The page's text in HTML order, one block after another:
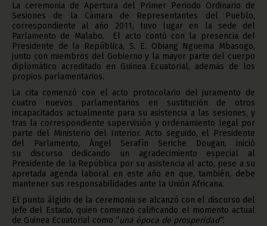
La ceremonia de Apertura del Primer Periodo Ordinario de
Sesiones de la Cámara de Representantes del Pueblo,
correspondiente al año 2011, tuvo lugar en la sede del
Parlamento de Malabo. El acto contó con la presencia del
Presidente de la República, S. E. Obiang Nguema Mbasogo,
junto con miembros del Gobierno y la mayor parte del cuerpo
diplomático acreditado en Guinea Ecuatorial, además de los
propios parlamentarios.
La cita comenzó con el acto protocolario del juramento de
cuatro nuevos parlamentarios en sustitución de otros
incapacitados actualmente para su asistencia a las sesiones, y
tras la correspondiente supervisión y ordenamiento legal por
parte del Ministerio del Interior. Acto seguido, el Presidente
del Parlamento, Ángel Serafín Seriche Dougan, inició
su discurso dedicando un agradecimiento especial al
Presidente de la República por su asistencia al acto, pese a su
apretada agenda laboral en este año en que, también, debe
mantener sus responsabilidades ante la Unión Africana.
El punto álgido de la ceremonia se alcanzó con el discurso del
Jefe del Estado, quien comenzó calificando el momento actual
de Guinea Ecuatorial como “una época de prosperidad”.